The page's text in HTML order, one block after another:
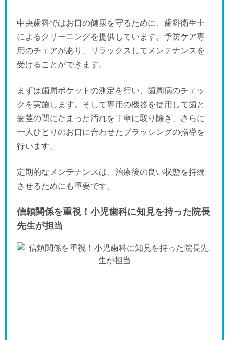
中央歯科ではお口の健康を守るために、歯科衛生士
によるクリーニングを提供しています。予防ケア専
用のチェアがあり、リラックスしてメンテナンスを
受けることができます。
まずは歯周ポケットの測定を行い、歯周病のチェッ
クを実施します。そして専用の機器を使用して歯と
歯茎の間にたまった汚れを丁寧に取り除き、さらに
一人ひとりのお口に合わせたブラッシングの指導を
行います。
定期的なメンテナンスは、治療後の良い状態を持続
させるためにも重要です。
信頼関係を重視！小児歯科に知見を持った院長
先生が担当